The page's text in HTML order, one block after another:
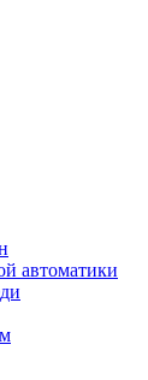
автоматики